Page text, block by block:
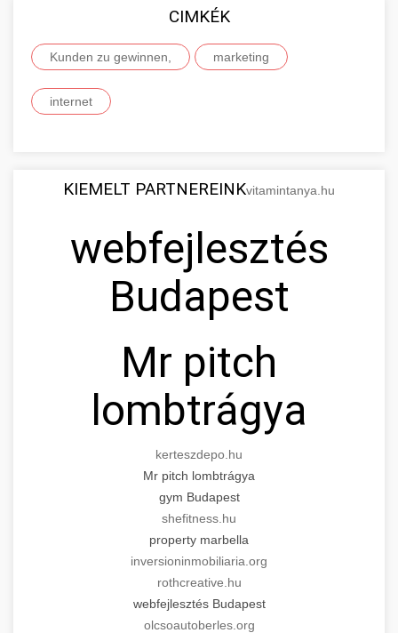
CIMKÉK
Kunden zu gewinnen, marketing
internet
KIEMELT PARTNEREINKvitamintanya.hu
webfejlesztés
Budapest
Mr pitch
lombtrágya
kerteszdepo.hu
Mr pitch lombtrágya
gym Budapest
shefitness.hu
property marbella
inversioninmobiliaria.org
rothcreative.hu
webfejlesztés Budapest
olcsoautoberles.org